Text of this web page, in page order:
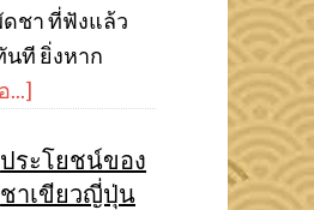
ชา ที่ฟังแล้ว
ที ยิ่งหาก
...]
ประโยชน์ของ
ชาเขียวญี่ปุ่น